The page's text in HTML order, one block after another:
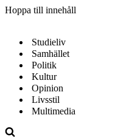
Hoppa till innehåll
Studieliv
Samhället
Politik
Kultur
Opinion
Livsstil
Multimedia